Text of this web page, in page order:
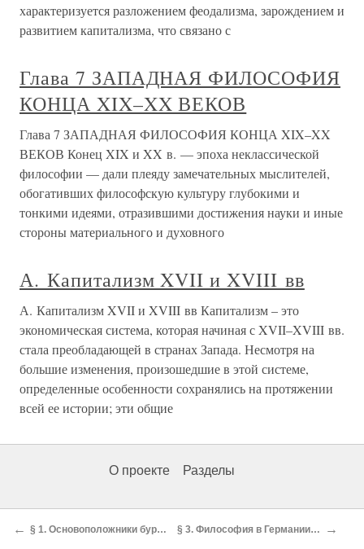
характеризуется разложением феодализма, зарождением и
развитием капитализма, что связано с
Глава 7 ЗАПАДНАЯ ФИЛОСОФИЯ
КОНЦА XIX–XX ВЕКОВ
Глава 7 ЗАПАДНАЯ ФИЛОСОФИЯ КОНЦА XIX–XX
ВЕКОВ Конец XIX и XX в. — эпоха неклассической
философии — дали плеяду замечательных мыслителей,
обогативших философскую культуру глубокими и
тонкими идеями, отразившими достижения науки и иные
стороны материального и духовного
А. Капитализм XVII и XVIII вв
А. Капитализм XVII и XVIII вв Капитализм – это
экономическая система, которая начиная с XVII–XVIII вв.
стала преобладающей в странах Запада. Несмотря на
большие изменения, произошедшие в этой системе,
определенные особенности сохранялись на протяжении
всей ее истории; эти общие
О проекте Разделы
← § 1. Основоположники буржуазной философии Ф. Бэкон и Р. Декарт § 3. Философия в Германии в XVII в. Объективный идеализм Лейбница →